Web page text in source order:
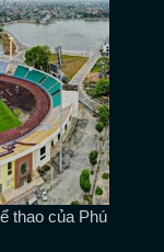
thao của Phú